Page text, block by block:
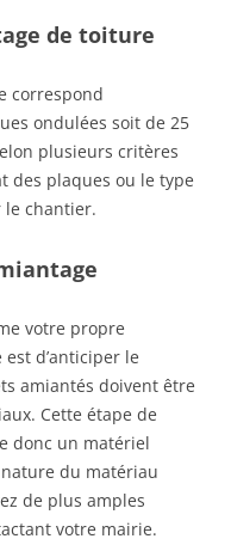
de toiture
correspond
ondulées soit de 25
plusieurs critères
des plaques ou le type
chantier.
votre propre
d’anticiper le
amiantés doivent être
Cette étape de
donc un matériel
du matériau
de plus amples
votre mairie.